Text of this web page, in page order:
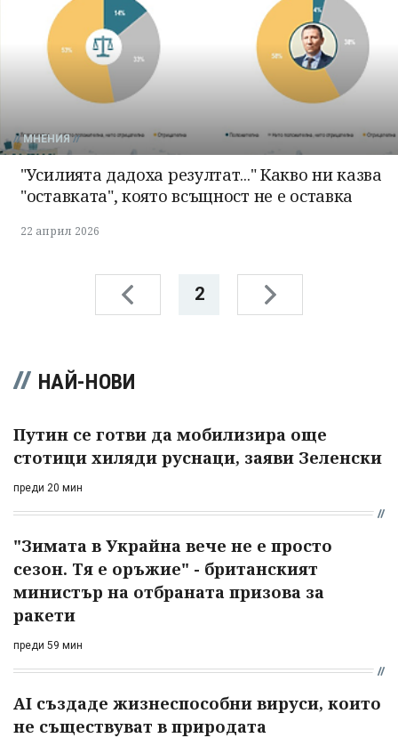
МНЕНИЯ
"Усилията дадоха резултат..." Какво ни казва
"оставката", която всъщност не е оставка
22 април 2026
2
НАЙ-НОВИ
Путин се готви да мобилизира още
стотици хиляди руснаци, заяви Зеленски
преди 20 мин
"Зимата в Украйна вече не е просто
сезон. Тя е оръжие" - британският
министър на отбраната призова за
ракети
преди 59 мин
AI създаде жизнеспособни вируси, които
не съществуват в природата